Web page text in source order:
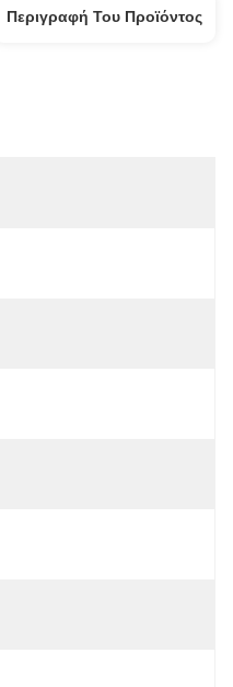
Περιγραφή Του Προϊόντος